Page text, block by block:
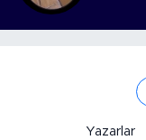
Yazarlar